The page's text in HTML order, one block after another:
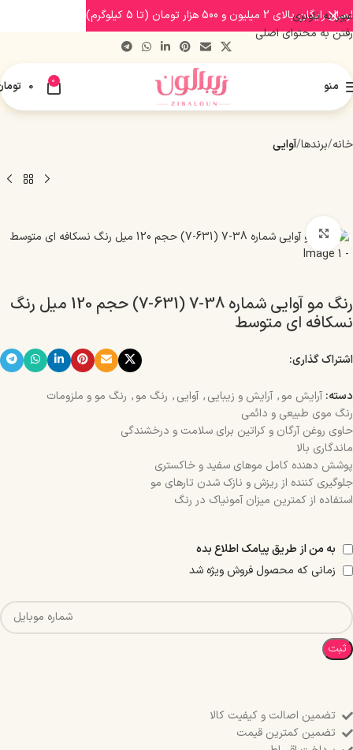
عبور به ناوبری
رفتن به محتوای اصلی
منو 0
0
خانه برندها آوایی
بزرگنمایی تصویر
رنگ مو آوایی شماره 38-7 (631-7) حجم 120 میل رنگ
نسکافه ای متوسط
اشتراک گذاری:
دسته: آرایش مو, آرایش و زیبایی, آوایی, رنگ مو, رنگ مو و ملزومات
رنگ موی طبیعی و دائمی
حاوی روغن آرگان و کراتین برای سلامت و درخشندگی
ماندگاری بالا
پوشش دهنده کامل موهای سفید و خاکستری
جلوگیری کننده از ریزش و نازک شدن تارهای مو
استفاده از کمترین میزان آمونیاک در رنگ
به من از طریق پیامک اطلاع بده
زمانی که محصول فروش ویژه شد
ثبت
تضمین اصالت و کیفیت کالا
تضمین کمترین قیمت
ارسال رایگان بالای 2 میلیون و 500 هزار تومان (تا 5 کیلوگرم)